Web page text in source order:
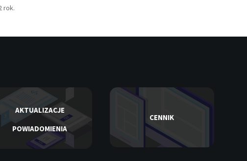
rok.
AKTUALIZACJE
POWIADOMIENIA
CENNIK